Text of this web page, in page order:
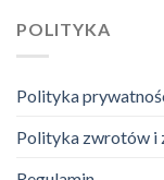
POLITYKA
Polityka
Polityka zwrotów i